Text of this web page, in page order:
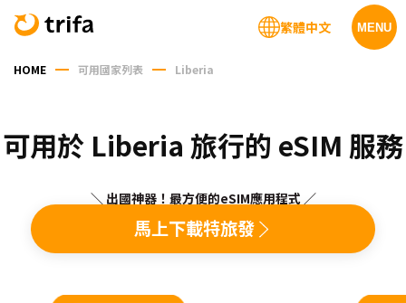
MENU
繁體中文
HOME 可用國家列表 Liberia
可用於 Liberia 旅行的 eSIM 服務
＼ 出國神器！最方便的eSIM應用程式 ／
馬上下載特旅發